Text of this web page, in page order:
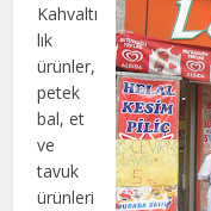
Kahvaltı
lık
ürünler,
petek
bal, et
ve
tavuk
ürünleri